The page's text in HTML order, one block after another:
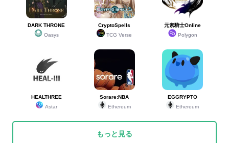
DARK THRONE
Oasys
CryptoSpells
TCG Verse
元素騎士Online
Polygon
HEALTHREE
Astar
Sorare:NBA
Ethereum
EGGRYPTO
Ethereum
もっと見る